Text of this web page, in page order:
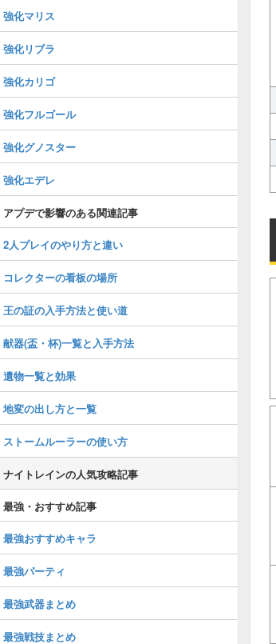
強化マリス
強化リブラ
強化カリゴ
強化フルゴール
強化グノスター
強化エデレ
アプデで影響のある関連記事
2人プレイのやり方と違い
コレクターの看板の場所
王の証の入手方法と使い道
献器(盃・杯)一覧と入手方法
遺物一覧と効果
地変の出し方と一覧
ストームルーラーの使い方
ナイトレインの人気攻略記事
最強・おすすめ記事
最強おすすめキャラ
最強パーティ
最強武器まとめ
最強戦技まとめ